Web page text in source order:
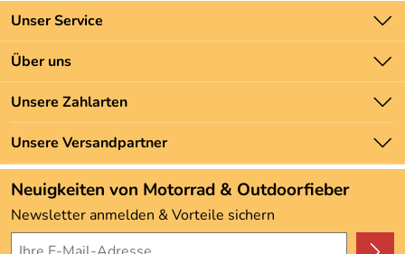
Unser Service
Kontakt
Batteriegesetz
Newsletter
Zahlung und Versand
Über uns
Unsere Bestseller
Marken
Neu
Angebote
Kundenbewertungen (3.492)
4,9/5*****
Unsere Zahlarten
Unsere Versandpartner
Neuigkeiten von Motorrad & Outdoorfieber
Newsletter anmelden & Vorteile sichern